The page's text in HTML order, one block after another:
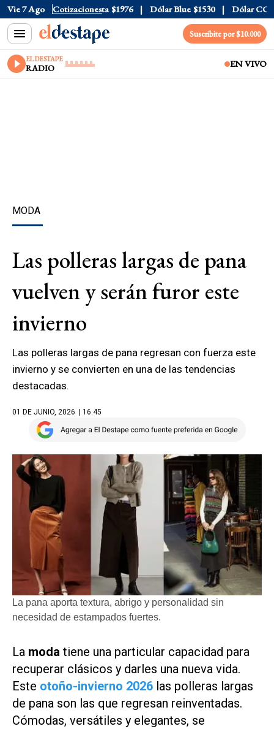
Vie 7 Ago Cotizaciones
$1520 Dólar Tarjeta $1976 Dólar Blue $1530 Dólar CCL
Suscribite por $10.000
EL DESTAPE
RADIO EN VIVO
MODA
Las polleras largas de pana
vuelven y serán furor este
invierno
Las polleras largas de pana regresan con fuerza este
invierno y se convierten en una de las tendencias
destacadas.
01 DE JUNIO, 2026 | 16.45
La pana aporta textura, abrigo y personalidad sin
necesidad de estampados fuertes.
La moda tiene una particular capacidad para
recuperar clásicos y darles una nueva vida.
Este otoño-invierno 2026 las polleras largas
de pana son las que regresan reinventadas.
Cómodas, versátiles y elegantes, se